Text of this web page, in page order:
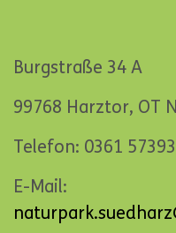
Burgstraße 34 A
99768 Harztor, OT
Telefon: 0361
E-Mail: